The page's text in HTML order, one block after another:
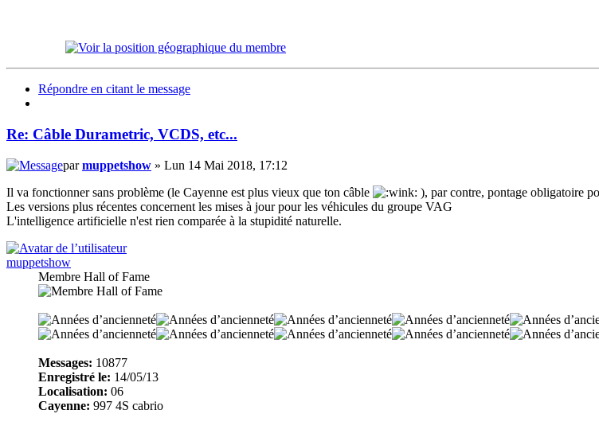
Répondre en citant le message
Re: Câble Durametric, VCDS, etc...
parmuppetshow » Lun 14 Mai 2018, 17:12
Il va fonctionner sans problème (le Cayenne est plus vieux que ton câble
), par contre, pontage obligatoire
Les versions plus récentes concernent les mises à jour pour les véhicules du groupe VAG
L'intelligence artificielle n'est rien comparée à la stupidité naturelle.
muppetshow
Membre Hall of Fame
Messages: 10877
Enregistré le: 14/05/13
Localisation: 06
Cayenne: 997 4S cabrio